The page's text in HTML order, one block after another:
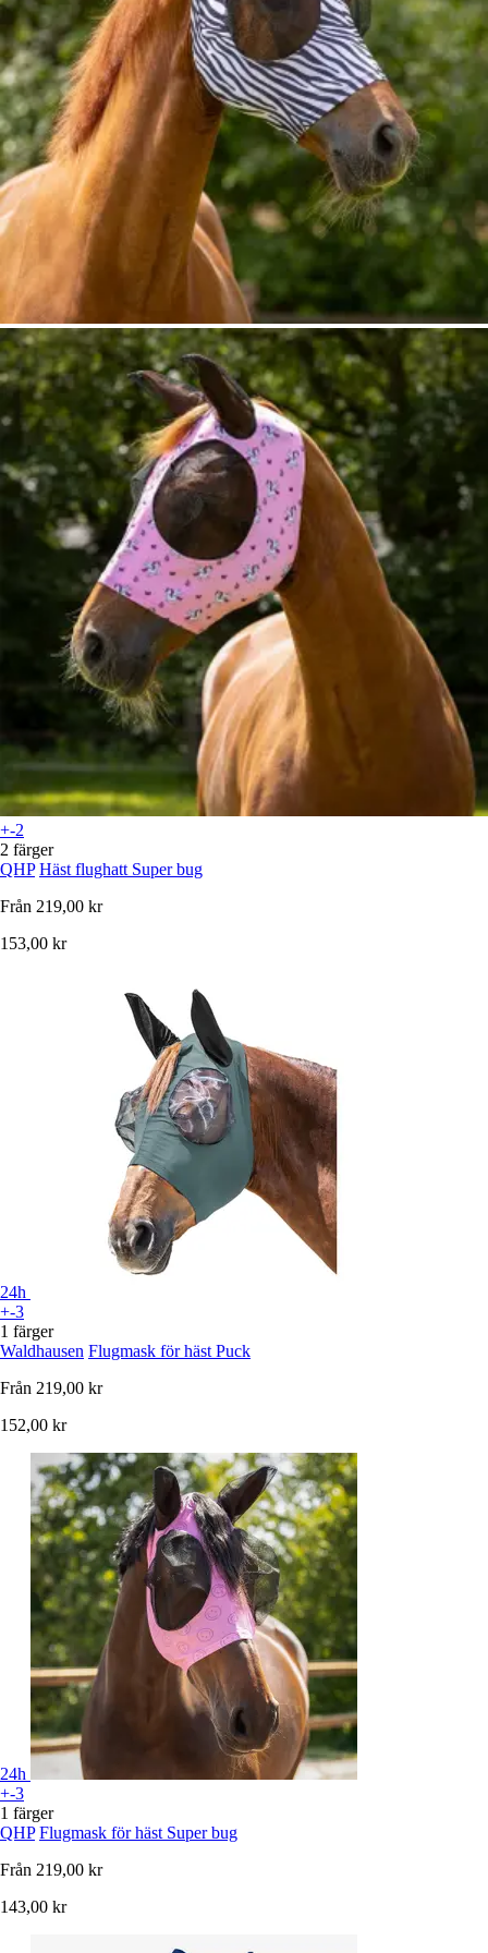
+-2
2 färger
QHP Häst flughatt Super bug
Från 219,00 kr
153,00 kr
24h
+-3
1 färger
Waldhausen Flugmask för häst Puck
Från 219,00 kr
152,00 kr
24h
+-3
1 färger
QHP Flugmask för häst Super bug
Från 219,00 kr
143,00 kr